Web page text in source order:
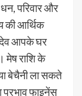
परिवार और
की आर्थिक
आपके घर
मेष राशि के
बेचैनी ला सकते
प्रभाव फाइनेंस